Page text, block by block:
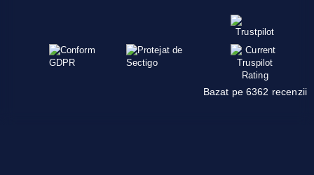
Bazat pe 6362 recenzii